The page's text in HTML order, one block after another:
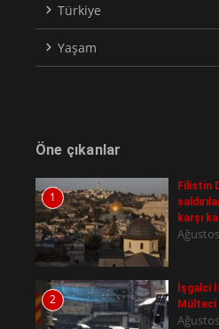
Türkiye
Yaşam
Öne çıkanlar
1
Filistin
karşı
2
İşgalci
Mülteci